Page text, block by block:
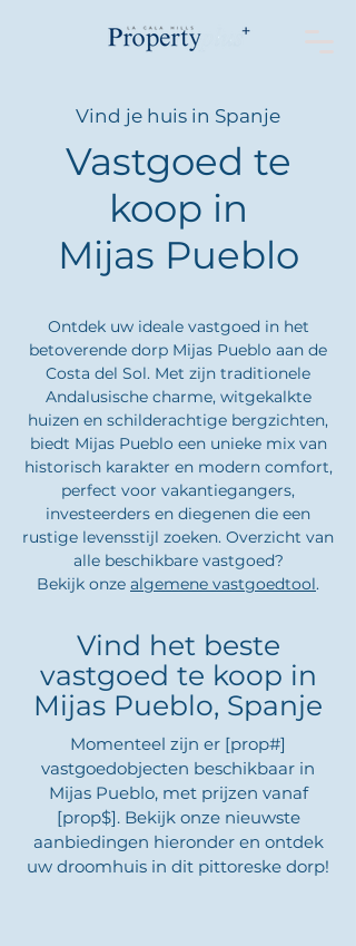
Vind je huis in Spanje
Vastgoed te
koop in
Mijas Pueblo
Ontdek uw ideale vastgoed in het
betoverende dorp Mijas Pueblo aan de
Costa del Sol. Met zijn traditionele
Andalusische charme, witgekalkte
huizen en schilderachtige bergzichten,
biedt Mijas Pueblo een unieke mix van
historisch karakter en modern comfort,
perfect voor vakantiegangers,
investeerders en diegenen die een
rustige levensstijl zoeken. Overzicht van
alle beschikbare vastgoed?
Bekijk onze algemene vastgoedtool.
Vind het beste
vastgoed te koop in
Mijas Pueblo, Spanje
Momenteel zijn er [prop#]
vastgoedobjecten beschikbaar in
Mijas Pueblo, met prijzen vanaf
[prop$]. Bekijk onze nieuwste
aanbiedingen hieronder en ontdek
uw droomhuis in dit pittoreske dorp!